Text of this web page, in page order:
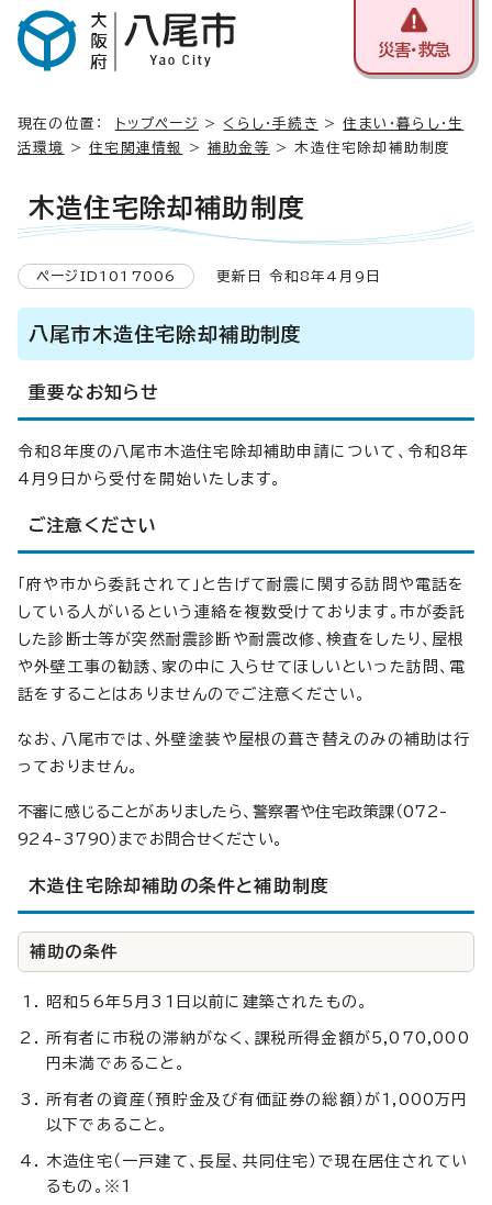
災害・救急
現在の位置： トップページ > くらし・手続き >住まい・暮らし・生
活環境
>住宅関連情報 >補助金等 > 木造住宅除却補助制度
木造住宅除却補助制度
ページID1017006 更新日 令和8年4月9日
八尾市木造住宅除却補助制度
重要なお知らせ
令和8年度の八尾市木造住宅除却補助申請について、令和8年
4月9日から受付を開始いたします。
ご注意ください
「府や市から委託されて」と告げて耐震に関する訪問や電話を
している人がいるという連絡を複数受けております。市が委託
した診断士等が突然耐震診断や耐震改修、検査をしたり、屋根
や外壁工事の勧誘、家の中に入らせてほしいといった訪問、電
話をすることはありませんのでご注意ください。
なお、八尾市では、外壁塗装や屋根の葺き替えのみの補助は行
っておりません。
不審に感じることがありましたら、警察署や住宅政策課（072-
924-3790）までお問合せください。
木造住宅除却補助の条件と補助制度
補助の条件
昭和56年5月31日以前に建築されたもの。
所有者に市税の滞納がなく、課税所得金額が5,070,000
円未満であること。
所有者の資産（預貯金及び有価証券の総額）が1,000万円
以下であること。
木造住宅（一戸建て、長屋、共同住宅）で現在居住されてい
るもの。※1